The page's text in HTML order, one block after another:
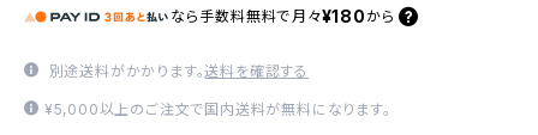
なら 手数料無料で 月々¥180 から
別途送料がかかります。送料を確認する
¥5,000以上のご注文で国内送料が無料になります。